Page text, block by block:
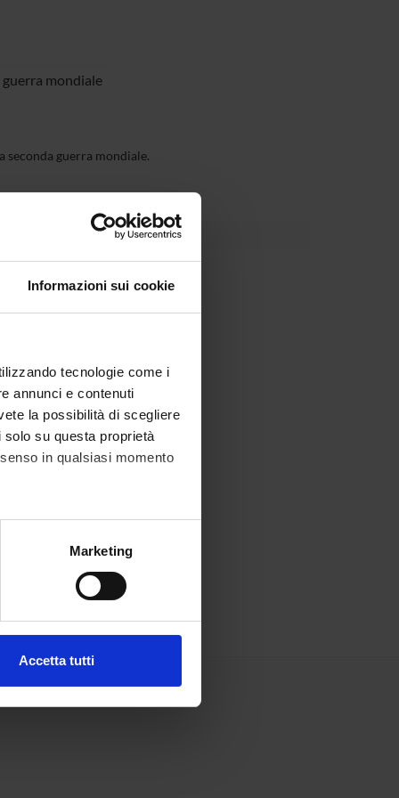
Informazioni sui cookie
tecnologie come i
annunci e contenuti
la possibilità di scegliere
su questa proprietà
in qualsiasi momento
metro,Marketing
Accetta tutti
mondiale
guerra mondiale.